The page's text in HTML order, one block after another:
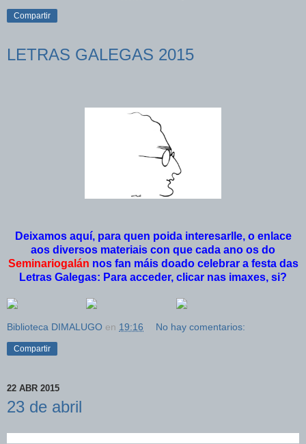
Compartir
LETRAS GALEGAS 2015
Deixamos aquí, para quen poida interesarlle, o enlace
aos diversos materiais con que cada ano os do
Seminariogalán nos fan máis doado celebrar a festa das
Letras Galegas: Para acceder, clicar nas imaxes, si?
Biblioteca DIMALUGO en 19:16 No hay comentarios:
Compartir
22 ABR 2015
23 de abril